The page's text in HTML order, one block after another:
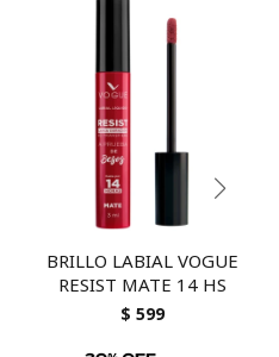
BRILLO LABIAL VOGUE
RESIST MATE 14 HS
$ 599